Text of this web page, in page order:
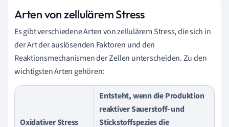
Arten von zellulärem Stress
Es gibt verschiedene Arten von zellulärem Stress, die sich in
der Art der auslösenden Faktoren und den
Reaktionsmechanismen der Zellen unterscheiden. Zu den
wichtigsten Arten gehören:
Oxidativer Stress
Entsteht, wenn die Produktion
reaktiver Sauerstoff- und
Stickstoffspezies die